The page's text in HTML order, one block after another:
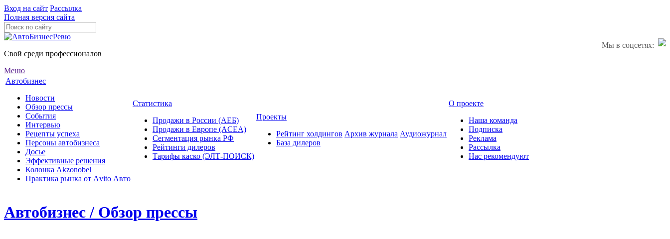
Вход на сайт Рассылка
Полная версия сайта
Мы в соцсетях:
Свой среди профессионалов
Меню
Автобизнес
Новости
Обзор прессы
События
Интервью
Рецепты успеха
Персоны автобизнеса
Досье
Эффективные решения
Колонка Akzonobel
Практика рынка от Аvito Авто
Статистика
Продажи в России (АЕБ)
Продажи в Европе (ACEA)
Сегментация рынка РФ
Рейтинги дилеров
Тарифы каско (ЭЛТ-ПОИСК)
Проекты
Рейтинг холдингов
База дилеров
Архив журнала Аудиожурнал
О проекте
Наша команда
Подписка
Реклама
Рассылка
Нас рекомендуют
Автобизнес / Обзор прессы